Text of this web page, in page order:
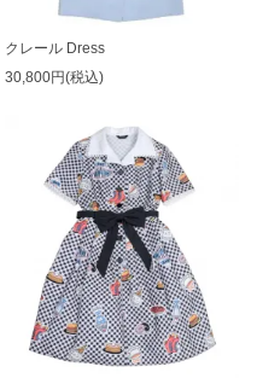
クレール Dress
30,800円(税込)